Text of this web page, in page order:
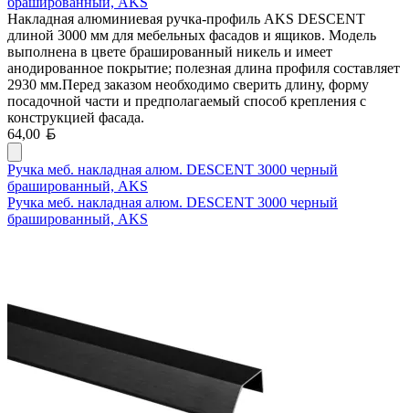
Накладная алюминиевая ручка-профиль AKS DESCENT
длиной 3000 мм для мебельных фасадов и ящиков. Модель
выполнена в цвете брашированный никель и имеет
анодированное покрытие; полезная длина профиля составляет
2930 мм.Перед заказом необходимо сверить длину, форму
посадочной части и предполагаемый способ крепления с
конструкцией фасада.
64,00
Ручка меб. накладная алюм. DESCENT 3000 черный
брашированный, AKS
Ручка меб. накладная алюм. DESCENT 3000 черный
брашированный, AKS